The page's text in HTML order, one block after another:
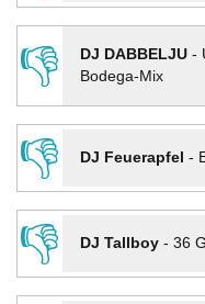
👎
DJ DABBELJU-
Bodega-Mix
👎
DJ Feuerapfel -
👎
DJ Tallboy- 36